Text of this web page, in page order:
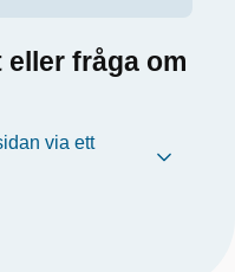
fråga om
via ett